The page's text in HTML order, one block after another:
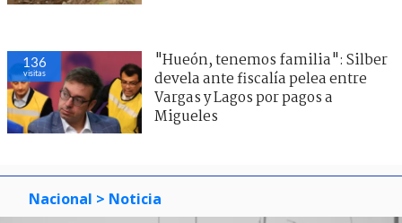
136
visitas
"Hueón, tenemos familia": Silber
devela ante fiscalía pelea entre
Vargas y Lagos por pagos a
Migueles
Nacional > Noticia